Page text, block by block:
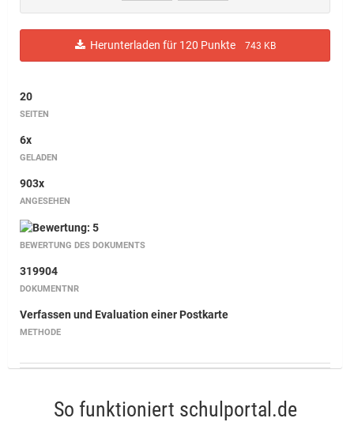
Herunterladen für 120 Punkte 743 KB
20
SEITEN
6x
GELADEN
903x
ANGESEHEN
BEWERTUNG DES DOKUMENTS
319904
DOKUMENTNR
Verfassen und Evaluation einer Postkarte
METHODE
So funktioniert schulportal.de